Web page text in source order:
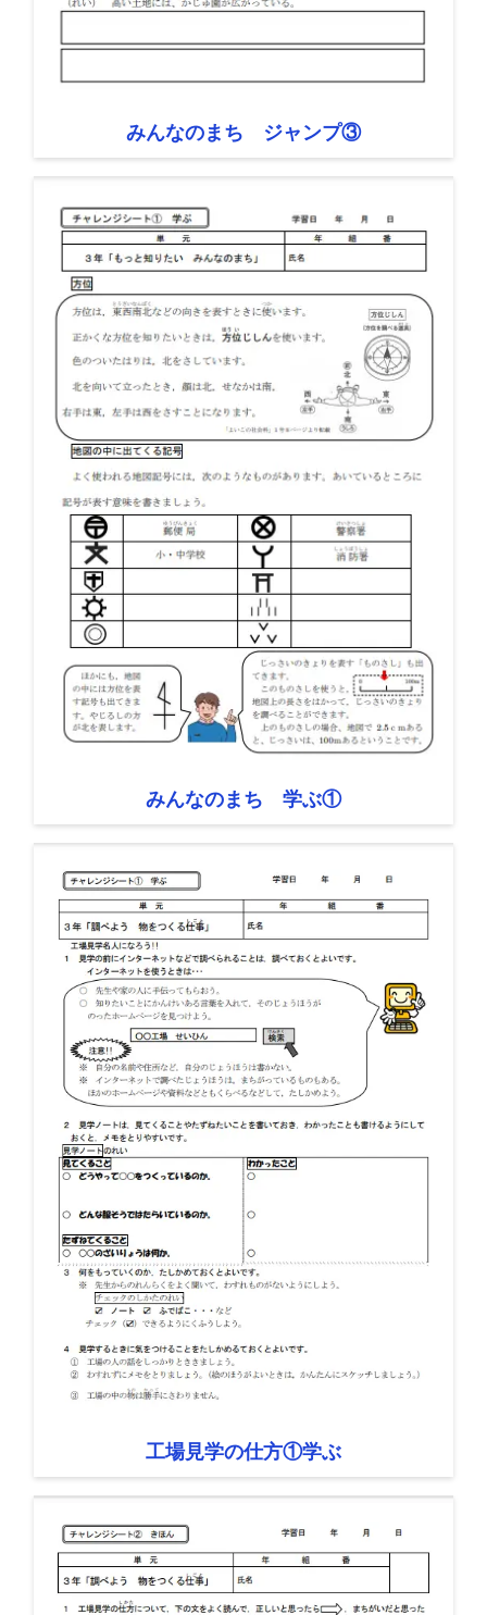
みんなのまち ジャンプ③
みんなのまち 学ぶ①
工場見学の仕方①学ぶ